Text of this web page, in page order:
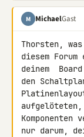
M MichaelGast
Thorsten,
diesem
deinem
den
nur darum,